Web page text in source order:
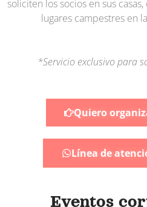
soliciten los socios en sus
lugares campestres en
*Servicio exclusivo para
Quiero
Línea de
Eventos